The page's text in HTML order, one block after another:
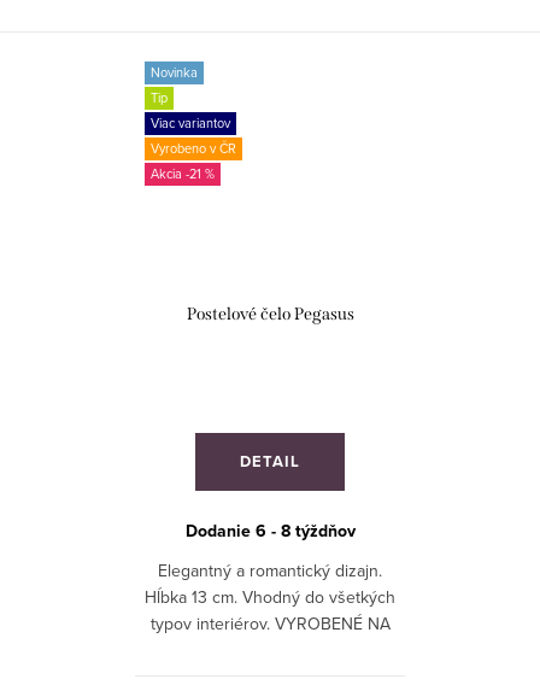
Novinka
Tip
Viac variantov
Vyrobeno v ČR
-21 %
Postelové čelo Pegasus
DETAIL
Dodanie 6 - 8 týždňov
Elegantný a romantický dizajn.
Hĺbka 13 cm. Vhodný do všetkých
typov interiérov. VYROBENÉ NA